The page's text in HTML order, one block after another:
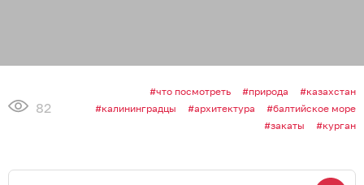
82
что посмотреть природа
казахстан
калининградцы
архитектура
балтийское море
закаты
курган